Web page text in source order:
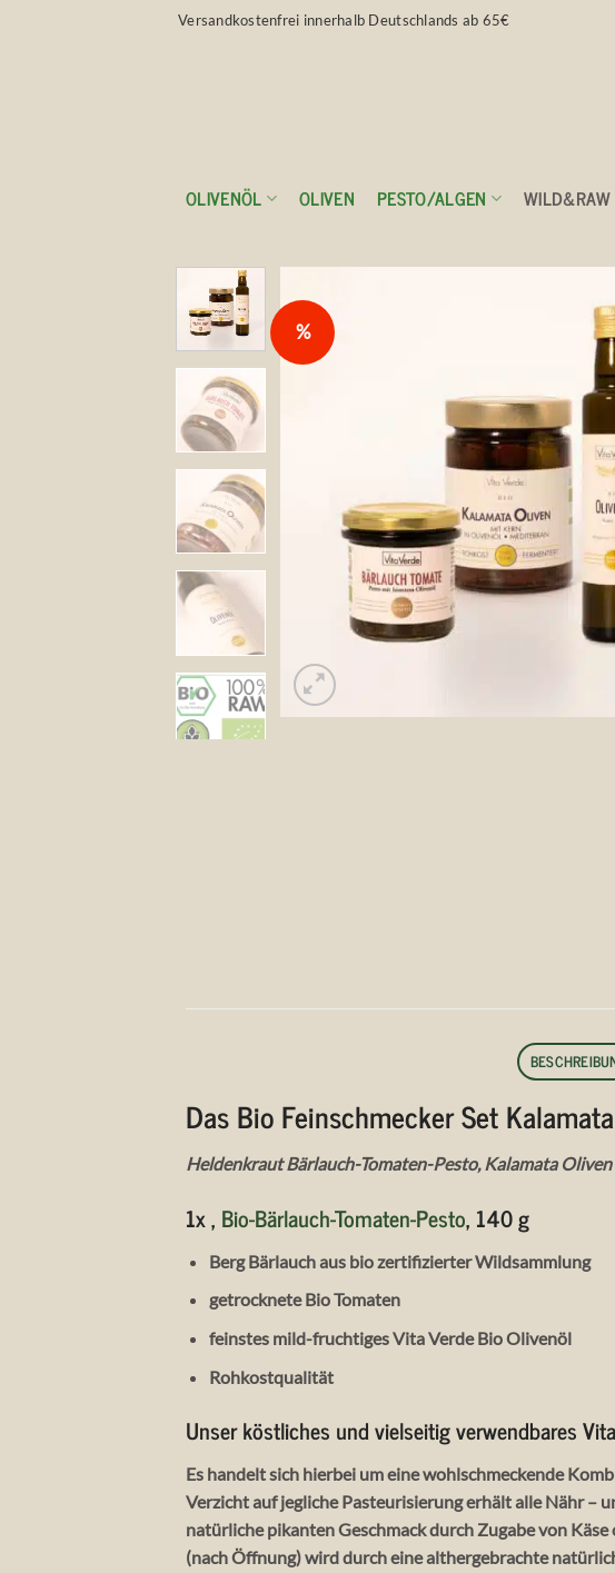
Zum
Versandkostenfrei innerhalb Deutschlands ab 65€
OLIVENÖL OLIVEN PESTO/ALGEN WILD&RAW
%
Das Bio Feinschmecker Set Kalamata
Heldenkraut Bärlauch-Tomaten-Pesto, Kalamata
1x , Bio-Bärlauch-Tomaten-Pesto, 140 g
Berg Bärlauch aus bio zertifizierter Wildsammlung
getrocknete Bio Tomaten
feinstes mild-fruchtiges Vita Verde Bio Olivenöl
Rohkostqualität
Unser köstliches und vielseitig verwendbares
Es handelt sich hierbei um eine wohlschmeckende
Verzicht auf jegliche Pasteurisierung erhält alle Nähr –
natürliche pikanten Geschmack durch Zugabe von
(nach Öffnung) wird durch eine althergebrachte